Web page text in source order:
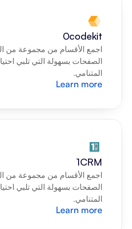
0codekit
المتنامي.
Learn more
1CRM
المتنامي.
Learn more